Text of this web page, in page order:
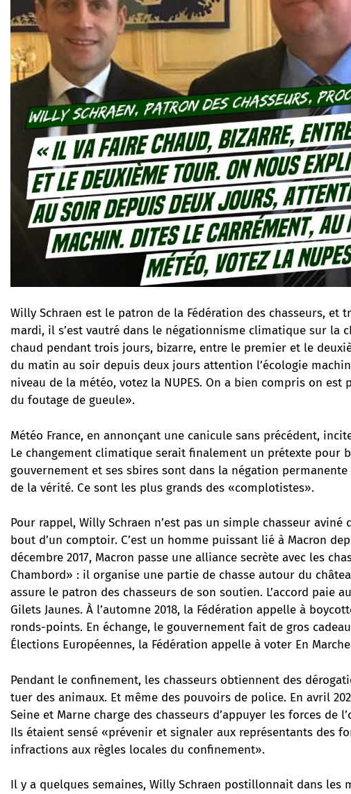
Willy Schraen est le patron de la Fédération des chasseurs, et
mardi, il s’est vautré dans le négationnisme climatique sur la
chaud pendant trois jours, bizarre, entre le premier et le
du matin au soir depuis deux jours attention l’écologie
niveau de la météo, votez la NUPES. On a bien compris on est
du foutage de gueule».
Météo France, en annonçant une canicule sans précédent,
Le changement climatique serait finalement un prétexte pour
gouvernement et ses sbires sont dans la négation permanente
de la vérité. Ce sont les plus grands des «complotistes».
Pour rappel, Willy Schraen n’est pas un simple chasseur aviné
bout d’un comptoir. C’est un homme puissant lié à Macron
décembre 2017, Macron passe une alliance secrète avec les
Chambord» : il organise une partie de chasse autour du
assure le patron des chasseurs de son soutien. L’accord paie
Gilets Jaunes. À l’automne 2018, la Fédération appelle à
ronds-points. En échange, le gouvernement fait de gros
Élections Européennes, la Fédération appelle à voter En
Pendant le confinement, les chasseurs obtiennent des
tuer des animaux. Et même des pouvoirs de police. En avril
Seine et Marne charge des chasseurs d’appuyer les forces de
Ils étaient sensé «prévenir et signaler aux représentants des
infractions aux règles locales du confinement».
Il y a quelques semaines, Willy Schraen postillonnait dans les